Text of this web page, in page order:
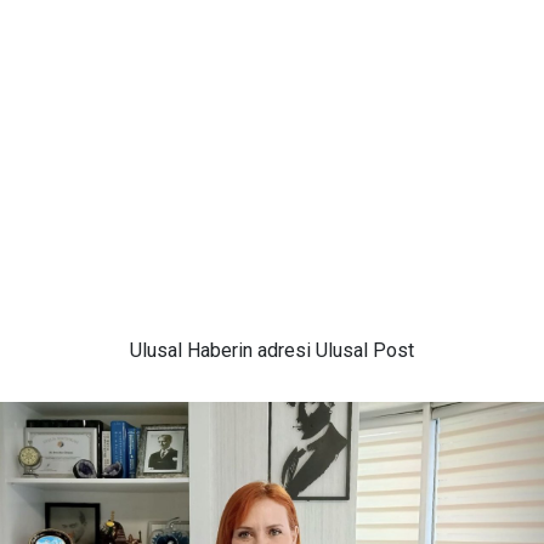
Ulusal Haberin adresi Ulusal Post